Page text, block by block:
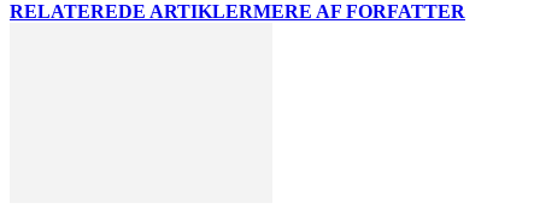
RELATEREDE ARTIKLERMERE AF FORFATTER